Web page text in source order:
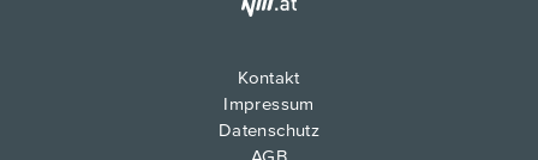
Kontakt
Impressum
Datenschutz